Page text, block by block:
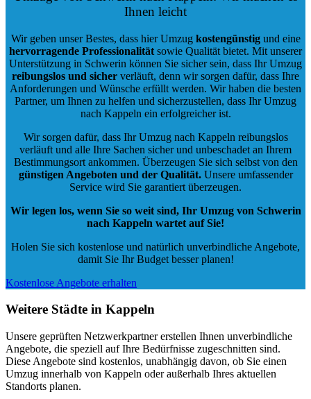
Ihnen leicht
Wir geben unser Bestes, dass hier Umzug kostengünstigund eine
hervorragende Professionalität sowie Qualität bietet. Mit unserer
Unterstützung in Schwerin können Sie sicher sein, dass Ihr Umzug
reibungslos und sicher verläuft, denn wir sorgen dafür, dass Ihre
Anforderungen und Wünsche erfüllt werden. Wir haben die besten
Partner, um Ihnen zu helfen und sicherzustellen, dass Ihr Umzug
nach Kappeln ein erfolgreicher ist.
Wir sorgen dafür, dass Ihr Umzug nach Kappeln reibungslos
verläuft und alle Ihre Sachen sicher und unbeschadet an Ihrem
Bestimmungsort ankommen. Überzeugen Sie sich selbst von den
günstigen Angeboten und der Qualität.Unsere umfassender
Service wird Sie garantiert überzeugen.
Wir legen los, wenn Sie so weit sind, Ihr Umzug von Schwerin
nach Kappeln wartet auf Sie!
Holen Sie sich kostenlose und natürlich unverbindliche Angebote,
damit Sie Ihr Budget besser planen!
Kostenlose Angebote erhalten
Weitere Städte in Kappeln
Unsere geprüften Netzwerkpartner erstellen Ihnen unverbindliche
Angebote, die speziell auf Ihre Bedürfnisse zugeschnitten sind.
Diese Angebote sind kostenlos, unabhängig davon, ob Sie einen
Umzug innerhalb von Kappeln oder außerhalb Ihres aktuellen
Standorts planen.